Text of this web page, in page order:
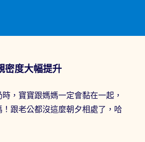
密度大幅提升
，寶寶跟媽媽一定會黏在一起，
跟老公都沒這麼朝夕相處了，哈